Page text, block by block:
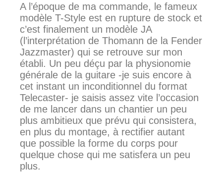
A l’époque de ma commande, le fameux
modèle T-Style est en rupture de stock et
c’est finalement un modèle JA
(l’interprétation de Thomann de la Fender
Jazzmaster) qui se retrouve sur mon
établi. Un peu déçu par la physionomie
générale de la guitare -je suis encore à
cet instant un inconditionnel du format
Telecaster- je saisis assez vite l’occasion
de me lancer dans un chantier un peu
plus ambitieux que prévu qui consistera,
en plus du montage, à rectifier autant
que possible la forme du corps pour
quelque chose qui me satisfera un peu
plus.